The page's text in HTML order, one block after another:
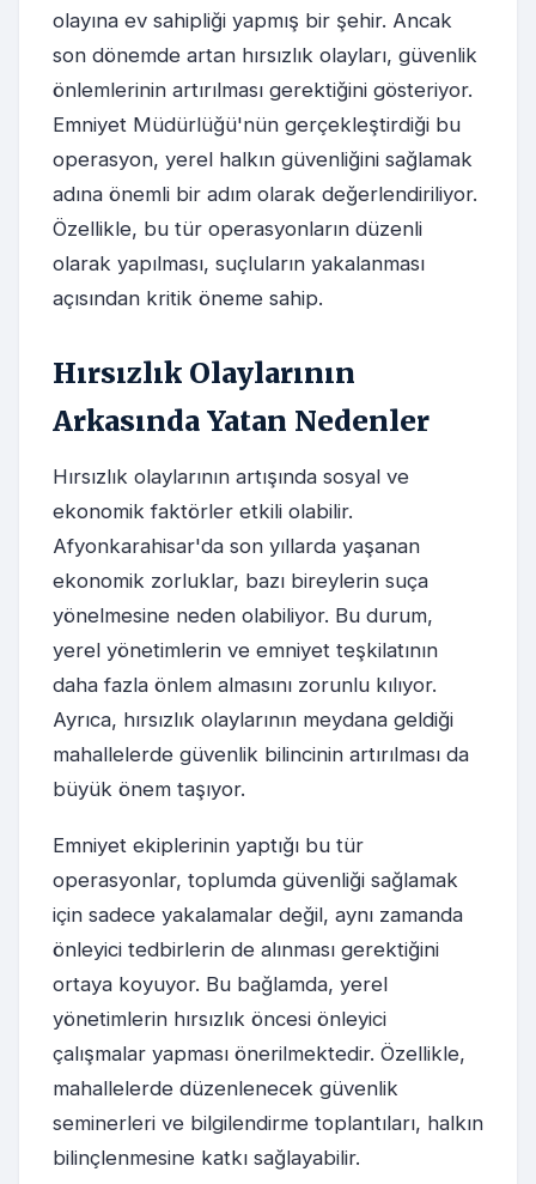
olayına ev sahipliği yapmış bir şehir. Ancak
son dönemde artan hırsızlık olayları, güvenlik
önlemlerinin artırılması gerektiğini gösteriyor.
Emniyet Müdürlüğü'nün gerçekleştirdiği bu
operasyon, yerel halkın güvenliğini sağlamak
adına önemli bir adım olarak değerlendiriliyor.
Özellikle, bu tür operasyonların düzenli
olarak yapılması, suçluların yakalanması
açısından kritik öneme sahip.
Hırsızlık Olaylarının
Arkasında Yatan Nedenler
Hırsızlık olaylarının artışında sosyal ve
ekonomik faktörler etkili olabilir.
Afyonkarahisar'da son yıllarda yaşanan
ekonomik zorluklar, bazı bireylerin suça
yönelmesine neden olabiliyor. Bu durum,
yerel yönetimlerin ve emniyet teşkilatının
daha fazla önlem almasını zorunlu kılıyor.
Ayrıca, hırsızlık olaylarının meydana geldiği
mahallelerde güvenlik bilincinin artırılması da
büyük önem taşıyor.
Emniyet ekiplerinin yaptığı bu tür
operasyonlar, toplumda güvenliği sağlamak
için sadece yakalamalar değil, aynı zamanda
önleyici tedbirlerin de alınması gerektiğini
ortaya koyuyor. Bu bağlamda, yerel
yönetimlerin hırsızlık öncesi önleyici
çalışmalar yapması önerilmektedir. Özellikle,
mahallelerde düzenlenecek güvenlik
seminerleri ve bilgilendirme toplantıları, halkın
bilinçlenmesine katkı sağlayabilir.